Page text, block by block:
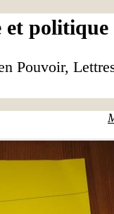
et politique
Pouvoir,